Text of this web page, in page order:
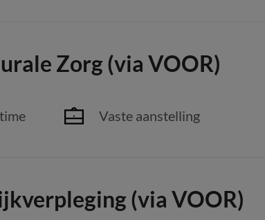
Zorg (via VOOR)
Vaste aanstelling
(via VOOR)